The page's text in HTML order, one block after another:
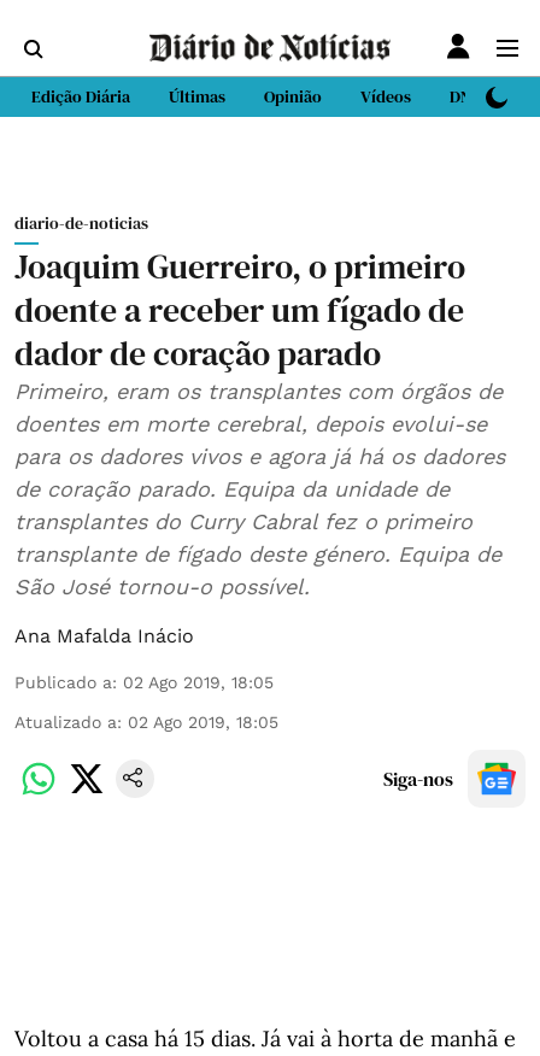
Edição Diária Últimas Opinião Vídeos DN Sport
diario-de-noticias
Joaquim Guerreiro, o primeiro
doente a receber um fígado de
dador de coração parado
Primeiro, eram os transplantes com órgãos de
doentes em morte cerebral, depois evolui-se
para os dadores vivos e agora já há os dadores
de coração parado. Equipa da unidade de
transplantes do Curry Cabral fez o primeiro
transplante de fígado deste género. Equipa de
São José tornou-o possível.
Ana Mafalda Inácio
Publicado a: 02 Ago 2019, 18:05
Atualizado a: 02 Ago 2019, 18:05
Siga-nos
Voltou a casa há 15 dias. Já vai à horta de manhã e